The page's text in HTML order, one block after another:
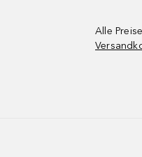
Alle